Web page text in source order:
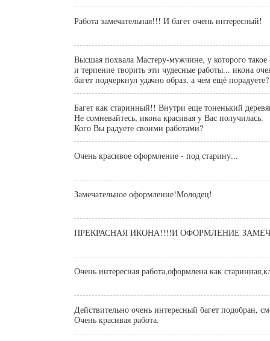
Работа замечательная!!! И багет очень интересный!
Высшая похвала Мастеру-мужчине, у которого
и терпение творить эти чудесные работы... икона
багет подчеркнул удачно образ, а чем ещё порадуете?
Багет как старинный!! Внутри еще тоненький
Не сомневайтесь, икона красивая у Вас получилась.
Кого Вы радуете своими работами?
Очень красивое оформление - под старину...
Замечательное оформление!Молодец!
ПРЕКРАСНАЯ
Очень интересная работа,оформлена как
Действительно очень интересный багет подобран,
Очень красивая работа.